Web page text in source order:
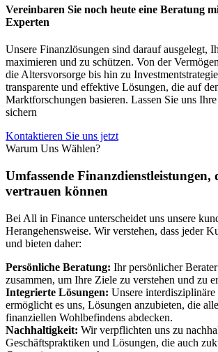
Vereinbaren Sie noch heute eine Beratung
Experten
Unsere Finanzlösungen sind darauf ausgelegt,
maximieren und zu schützen. Von der
die Altersvorsorge bis hin zu
transparente und effektive Lösungen, die auf
Marktforschungen basieren. Lassen Sie uns
sichern
Kontaktieren Sie uns jetzt
Warum Uns Wählen?
Umfassende Finanzdienstleistungen,
vertrauen können
Bei All in Finance unterscheidet uns unsere
Herangehensweise. Wir verstehen, dass jeder
und bieten daher:
Persönliche Beratung: Ihr persönlicher
zusammen, um Ihre Ziele zu verstehen und zu
Integrierte Lösungen: Unsere interdisziplinäre
ermöglicht es uns, Lösungen anzubieten, die
finanziellen Wohlbefindens abdecken.
Nachhaltigkeit: Wir verpflichten uns zu
Geschäftspraktiken und Lösungen, die auch